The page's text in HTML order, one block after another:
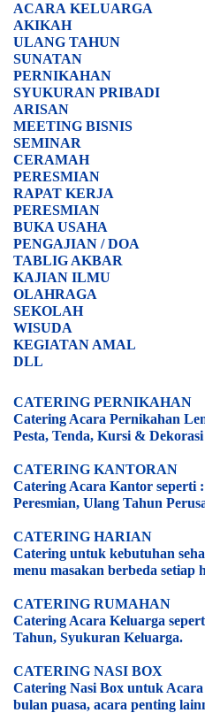
ACARA KELUARGA
AKIKAH
ULANG TAHUN
SUNATAN
PERNIKAHAN
SYUKURAN PRIBADI
ARISAN
MEETING BISNIS
SEMINAR
CERAMAH
PERESMIAN
RAPAT KERJA
PERESMIAN
BUKA USAHA
PENGAJIAN / DOA
TABLIG AKBAR
KAJIAN ILMU
OLAHRAGA
SEKOLAH
WISUDA
KEGIATAN AMAL
DLL
CATERING PERNIKAHAN
Catering Acara Pernikahan
Pesta, Tenda, Kursi &
CATERING KANTORAN
Catering Acara Kantor seperti
Peresmian, Ulang Tahun
CATERING HARIAN
Catering untuk kebutuhan
menu masakan berbeda setiap
CATERING RUMAHAN
Catering Acara Keluarga
Tahun, Syukuran Keluarga.
CATERING NASI BOX
Catering Nasi Box untuk
bulan puasa, acara penting